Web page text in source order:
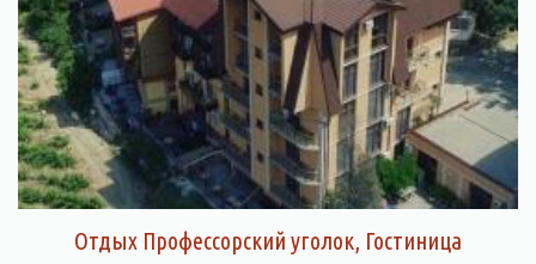
Отдых Профессорский уголок, Гостиница